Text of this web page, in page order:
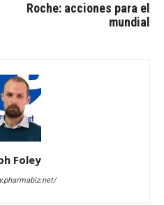
Roche: acciones para el
mundial
Foley